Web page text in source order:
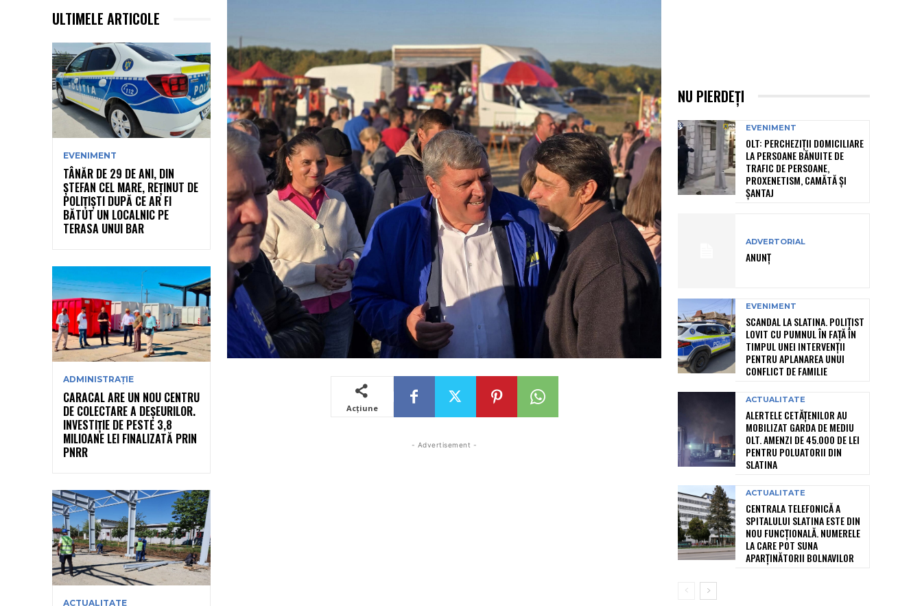
ULTIMELE ARTICOLE
EVENIMENT
TÂNĂR DE 29 DE ANI, DIN
ȘTEFAN CEL MARE, REȚINUT DE
POLIȚIȘTI DUPĂ CE AR FI
BĂTUT UN LOCALNIC PE
TERASA UNUI BAR
ADMINISTRAȚIE
CARACAL ARE UN NOU CENTRU
DE COLECTARE A DEȘEURILOR.
INVESTIȚIE DE PESTE 3,8
MILIOANE LEI FINALIZATĂ PRIN
PNRR
ACTUALITATE
Acțiune
- Advertisement -
NU PIERDEȚI
EVENIMENT
OLT: PERCHEZIŢII DOMICILIARE
LA PERSOANE BĂNUITE DE
TRAFIC DE PERSOANE,
PROXENETISM, CAMĂTĂ ŞI
ŞANTAJ
ADVERTORIAL
ANUNȚ
EVENIMENT
SCANDAL LA SLATINA. POLIȚIST
LOVIT CU PUMNUL ÎN FAȚĂ ÎN
TIMPUL UNEI INTERVENȚII
PENTRU APLANAREA UNUI
CONFLICT DE FAMILIE
ACTUALITATE
ALERTELE CETĂȚENILOR AU
MOBILIZAT GARDA DE MEDIU
OLT. AMENZI DE 45.000 DE LEI
PENTRU POLUATORII DIN
SLATINA
ACTUALITATE
CENTRALA TELEFONICĂ A
SPITALULUI SLATINA ESTE DIN
NOU FUNCȚIONALĂ. NUMERELE
LA CARE POT SUNA
APARȚINĂTORII BOLNAVILOR